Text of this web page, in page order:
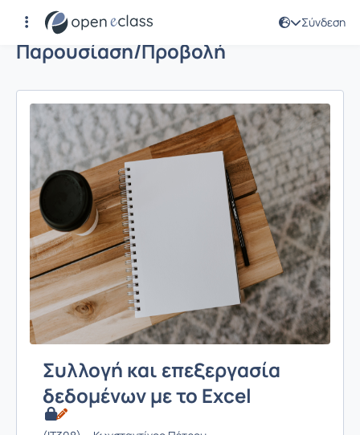
Σύνδεση
Παρουσίαση/Προβολή
Συλλογή και επεξεργασία
δεδομένων με το Excel